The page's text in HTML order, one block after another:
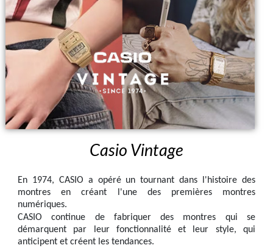
Casio Vintage
En 1974, CASIO a opéré un tournant dans l'histoire des
montres en créant l'une des premières montres
numériques.
CASIO continue de fabriquer des montres qui se
démarquent par leur fonctionnalité et leur style, qui
anticipent et créent les tendances.